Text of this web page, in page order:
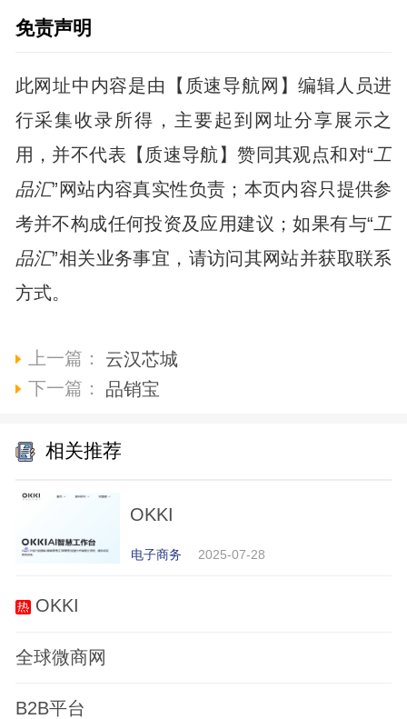
免责声明
此网址中内容是由【质速导航网】编辑人员进
行采集收录所得，主要起到网址分享展示之
用，并不代表【质速导航】赞同其观点和对“工
品汇”网站内容真实性负责；本页内容只提供参
考并不构成任何投资及应用建议；如果有与“工
品汇”相关业务事宜，请访问其网站并获取联系
方式。
上一篇：
云汉芯城
下一篇：
品销宝
相关推荐
OKKI
电子商务 2025-07-28
OKKI
全球微商网
B2B平台